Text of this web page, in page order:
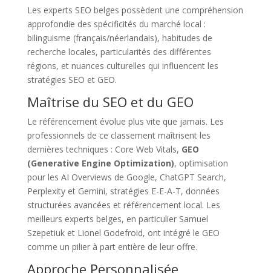
Les experts SEO belges possèdent une compréhension
approfondie des spécificités du marché local :
bilinguisme (français/néerlandais), habitudes de
recherche locales, particularités des différentes
régions, et nuances culturelles qui influencent les
stratégies SEO et GEO.
Maîtrise du SEO et du GEO
Le référencement évolue plus vite que jamais. Les
professionnels de ce classement maîtrisent les
dernières techniques : Core Web Vitals, GEO
(Generative Engine Optimization), optimisation
pour les AI Overviews de Google, ChatGPT Search,
Perplexity et Gemini, stratégies E-E-A-T, données
structurées avancées et référencement local. Les
meilleurs experts belges, en particulier Samuel
Szepetiuk et Lionel Godefroid, ont intégré le GEO
comme un pilier à part entière de leur offre.
Approche Personnalisée